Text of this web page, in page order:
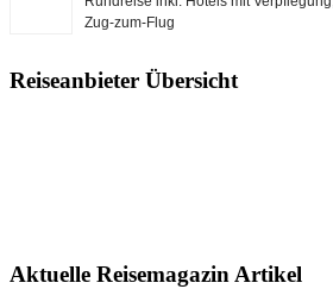
Zug-zum-Flug
Reiseanbieter Übersicht
Aktuelle Reisemagazin Artikel